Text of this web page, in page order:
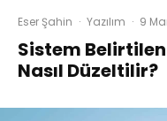
Eser Şahin · Yazılım · 9
Sistem Belirtilen
Nasıl Düzeltilir?